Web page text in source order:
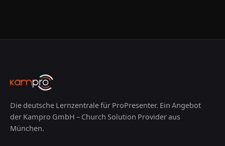
Die deutsche Lernzentrale für ProPresenter. Ein Angebot
der Kampro GmbH – Church Solution Provider aus
München.